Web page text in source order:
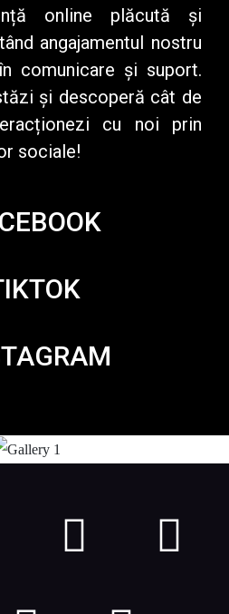
online plăcută și
angajamentul nostru
comunicare și suport.
și descoperă cât de
cu noi prin
sociale!